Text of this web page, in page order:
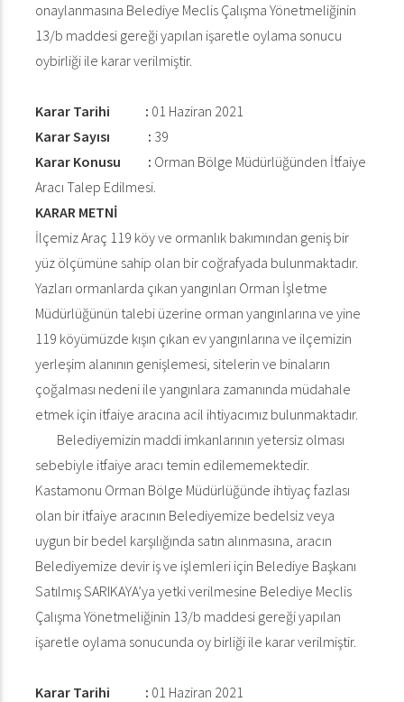
onaylanmasına Belediye Meclis Çalışma Yönetmeliğinin
13/b maddesi gereği yapılan işaretle oylama sonucu
oybirliği ile karar verilmiştir.
Karar Tarihi : 01 Haziran 2021
Karar Sayısı : 39
Karar Konusu : Orman Bölge Müdürlüğünden İtfaiye
Aracı Talep Edilmesi.
KARAR METNİ
İlçemiz Araç 119 köy ve ormanlık bakımından geniş bir
yüz ölçümüne sahip olan bir coğrafyada bulunmaktadır.
Yazları ormanlarda çıkan yangınları Orman İşletme
Müdürlüğünün talebi üzerine orman yangınlarına ve yine
119 köyümüzde kışın çıkan ev yangınlarına ve ilçemizin
yerleşim alanının genişlemesi, sitelerin ve binaların
çoğalması nedeni ile yangınlara zamanında müdahale
etmek için itfaiye aracına acil ihtiyacımız bulunmaktadır.
Belediyemizin maddi imkanlarının yetersiz olması
sebebiyle itfaiye aracı temin edilememektedir.
Kastamonu Orman Bölge Müdürlüğünde ihtiyaç fazlası
olan bir itfaiye aracının Belediyemize bedelsiz veya
uygun bir bedel karşılığında satın alınmasına, aracın
Belediyemize devir iş ve işlemleri için Belediye Başkanı
Satılmış SARIKAYA’ya yetki verilmesine Belediye Meclis
Çalışma Yönetmeliğinin 13/b maddesi gereği yapılan
işaretle oylama sonucunda oy birliği ile karar verilmiştir.
Karar Tarihi : 01 Haziran 2021